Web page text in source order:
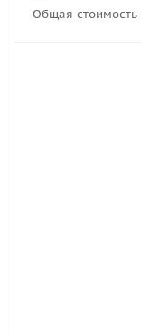
Общая стоимость